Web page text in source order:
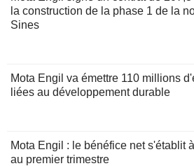
la construction de la phase 1 de la
Sines
Mota Engil va émettre 110 millions
liées au développement durable
Mota Engil : le bénéfice net s'établit
au premier trimestre